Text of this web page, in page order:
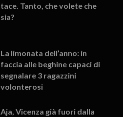
tace. Tanto, che volete che
sia?
La limonata dell’anno: in
faccia alle beghine capaci di
segnalare 3 ragazzini
volonterosi
Aja, Vicenza già fuori dalla